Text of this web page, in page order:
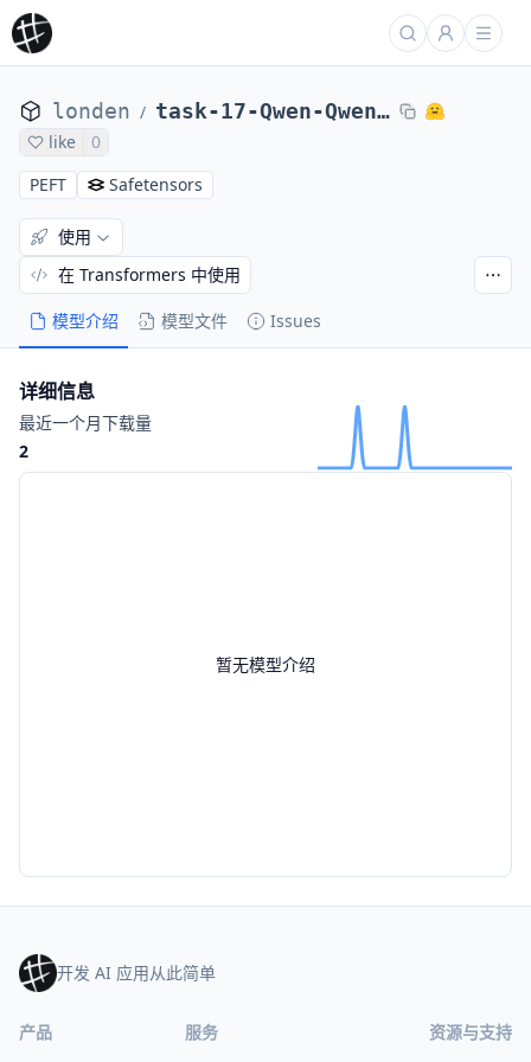
londen / task-17-Qwen-Qwen1.5-0.5B
like
0
PEFT
Safetensors
模型介绍 模型文件 Issues
使用
在 Transformers 中使用
暂无模型介绍
详细信息
最近一个月下载量
2
开发 AI 应用从此简单
产品 服务 资源与支持